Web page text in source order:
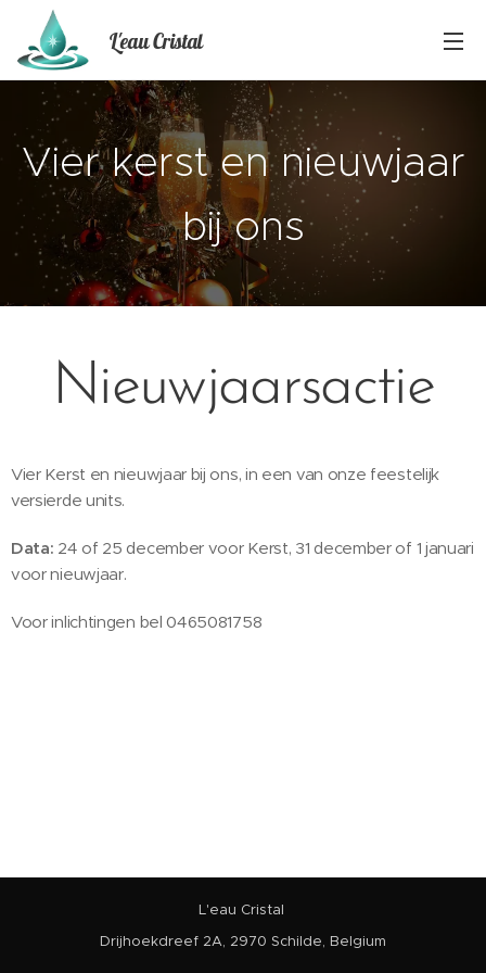
L'eau Cristal
Vier kerst en nieuwjaar
bij ons
Nieuwjaarsactie
Vier Kerst en nieuwjaar bij ons, in een van onze feestelijk
versierde units.
Data: 24 of 25 december voor Kerst, 31 december of 1 januari
voor nieuwjaar.
Voor inlichtingen bel 0465081758
L'eau Cristal
Drijhoekdreef 2A, 2970 Schilde, Belgium